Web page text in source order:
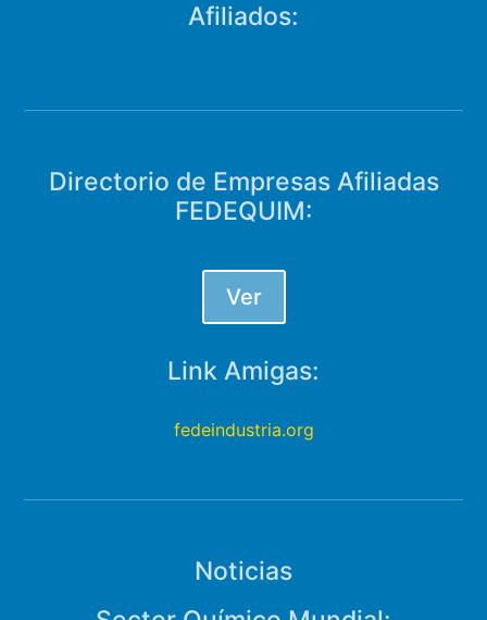
Afiliados:
Directorio de Empresas Afiliadas
FEDEQUIM:
Ver
Link Amigas:
fedeindustria.org
Noticias